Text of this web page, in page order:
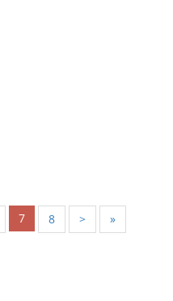
7 8 > »